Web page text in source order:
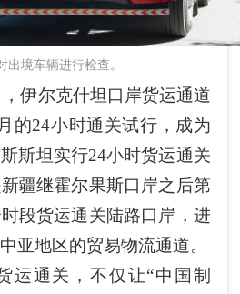
出境车辆进行检查。
伊尔克什坦口岸货运通道
的24小时通关试行，成为
斯坦实行24小时货运通关
疆继霍尔果斯口岸之后第
段货运通关陆路口岸，进
亚地区的贸易物流通道。
通关，不仅让“中国制